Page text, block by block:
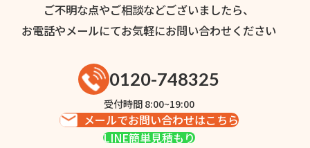
ご不明な点やご相談などございましたら、
お電話やメールにてお気軽にお問い合わせください
0120-748325
受付時間 8:00~19:00
メールでお問い合わせはこちら
LINE簡単見積もり